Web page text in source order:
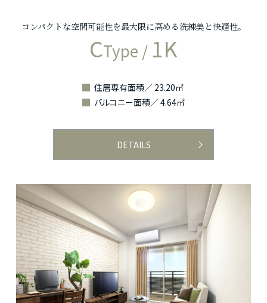
コンパクトな空間可能性を最大限に高める洗練美と快適性。
CType / 1K
住居専有面積／ 23.20㎡
バルコニー面積／ 4.64㎡
DETAILS